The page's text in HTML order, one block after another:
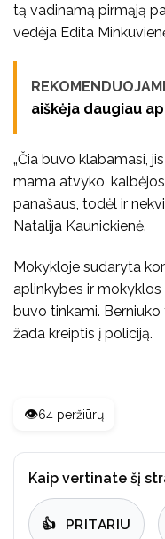
tą vadinamą pirmąją
vedėja Edita
aiškėja daugiau
„Čia buvo klabamasi,
mama atvyko,
panašaus, todėl ir
Natalija Kaunickienė.
Mokykloje sudaryta
aplinkybes ir
buvo tinkami.
žada kreiptis į policiją.
👁️64 peržiūrų
Kaip vertinate šį
👍 PRITARIU